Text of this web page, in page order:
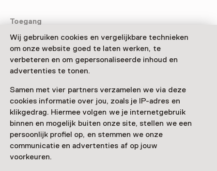
Wij gebruiken cookies en vergelijkbare technieken
om onze website goed te laten werken, te
verbeteren en om gepersonaliseerde inhoud en
advertenties te tonen.
Samen met vier partners verzamelen we via deze
cookies informatie over jou, zoals je IP-adres en
klikgedrag. Hiermee volgen we je internetgebruik
binnen en mogelijk buiten onze site, stellen we een
persoonlijk profiel op, en stemmen we onze
communicatie en advertenties af op jouw
voorkeuren.
Toegang
Museumkaart geldig
Nog geen Museumkaart?
Museumkaart of ticket kopen
Faciliteiten
Meer informatie op de museumsiteOpent in een nieuw